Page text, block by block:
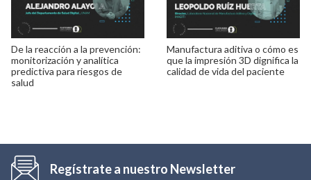
De la reacción a la prevención:
monitorización y analítica
predictiva para riesgos de
salud
Manufactura aditiva o cómo es
que la impresión 3D dignifica la
calidad de vida del paciente
Regístrate a nuestro Newsletter